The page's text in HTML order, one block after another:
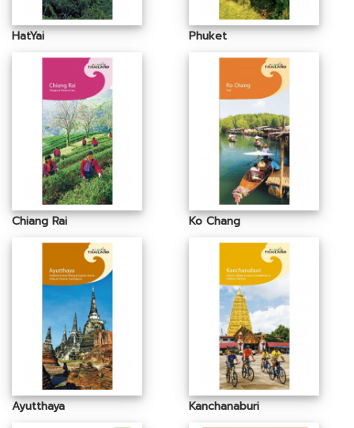
HatYai Phuket
Chiang Rai Ko Chang
Ayutthaya Kanchanaburi